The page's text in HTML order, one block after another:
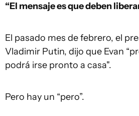
“El mensaje es que deben
El pasado mes de febrero, el
Vladimir Putin, dijo que Evan
podrá irse pronto a casa".
Pero hay un “pero”.